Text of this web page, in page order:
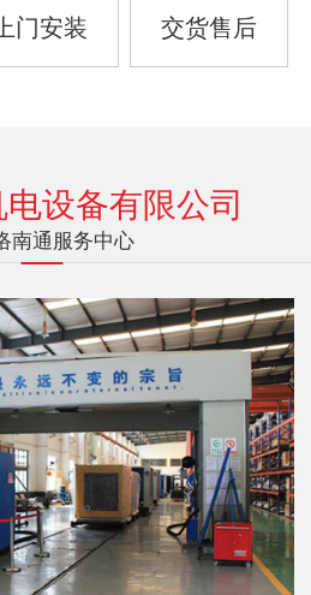
门安装 交货售后
设备有限公司
南通服务中心